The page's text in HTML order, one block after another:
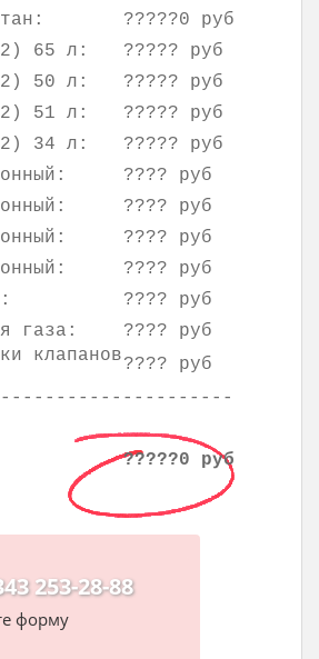
?????0 руб
2) 65 л:
????? руб
2) 50 л:
????? руб
2) 51 л:
????? руб
2) 34 л:
????? руб
???? руб
???? руб
???? руб
???? руб
???? руб
газа:
???? руб
клапанов???? руб
?????0 руб
253-28-88
форму